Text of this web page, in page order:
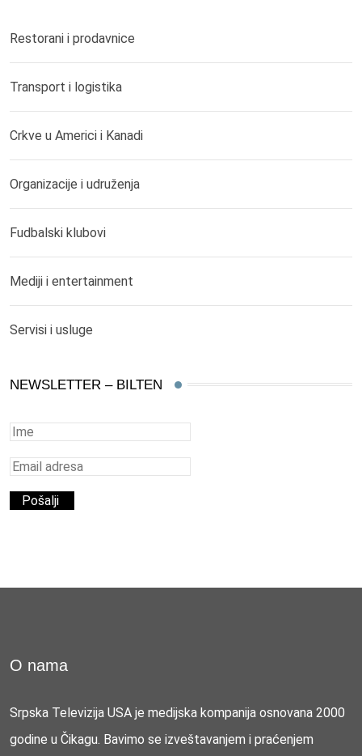
Restorani i prodavnice
Transport i logistika
Crkve u Americi i Kanadi
Organizacije i udruženja
Fudbalski klubovi
Mediji i entertainment
Servisi i usluge
NEWSLETTER – BILTEN
O nama
Srpska Televizija USA je medijska kompanija osnovana 2000
godine u Čikagu. Bavimo se izveštavanjem i praćenjem